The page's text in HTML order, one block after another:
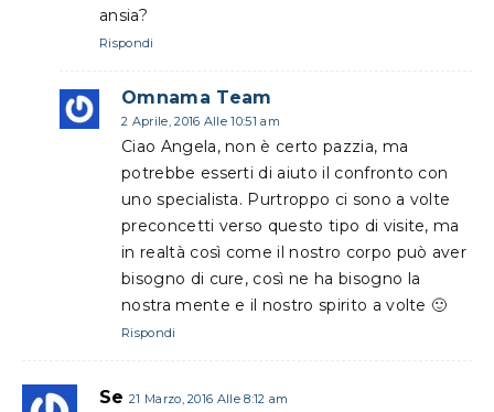
ansia?
Rispondi
Omnama Team
2 Aprile, 2016 Alle 10:51 am
Ciao Angela, non è certo pazzia, ma
potrebbe esserti di aiuto il confronto con
uno specialista. Purtroppo ci sono a volte
preconcetti verso questo tipo di visite, ma
in realtà così come il nostro corpo può aver
bisogno di cure, così ne ha bisogno la
nostra mente e il nostro spirito a volte 🙂
Rispondi
Se 21 Marzo, 2016 Alle 8:12 am